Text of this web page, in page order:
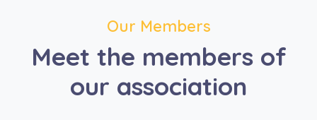
Our Members
Meet the members of
our association